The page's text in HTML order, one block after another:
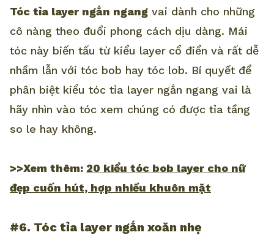
Tóc tỉa layer ngắn ngang vai dành cho những
cô nàng theo đuổi phong cách dịu dàng. Mái
tóc này biến tấu từ kiểu layer cổ điển và rất dễ
nhầm lẫn với tóc bob hay tóc lob. Bí quyết để
phân biệt kiểu tóc tỉa layer ngắn ngang vai là
hãy nhìn vào tóc xem chúng có được tỉa tầng
so le hay không.
>>Xem thêm: 20 kiểu tóc bob layer cho nữ
đẹp cuốn hút, hợp nhiều khuôn mặt
#6. Tóc tỉa layer ngắn xoăn nhẹ